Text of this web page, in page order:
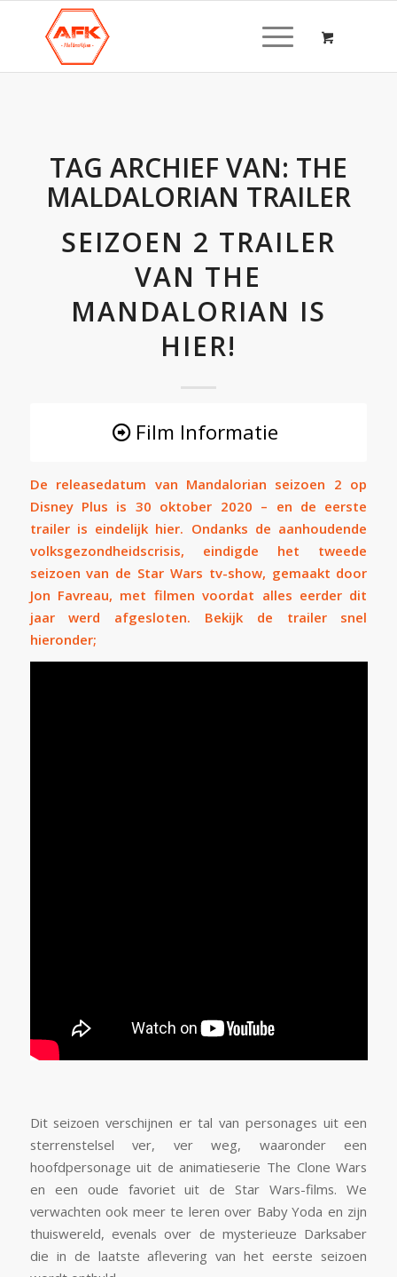
TAG ARCHIEF VAN: THE
MALDALORIAN TRAILER
SEIZOEN 2 TRAILER
VAN THE
MANDALORIAN IS
HIER!
Film Informatie
De releasedatum van Mandalorian seizoen 2 op
Disney Plus is 30 oktober 2020 – en de eerste
trailer is eindelijk hier. Ondanks de aanhoudende
volksgezondheidscrisis, eindigde het tweede
seizoen van de Star Wars tv-show, gemaakt door
Jon Favreau, met filmen voordat alles eerder dit
jaar werd afgesloten. Bekijk de trailer snel
hieronder;
Dit seizoen verschijnen er tal van personages uit een
sterrenstelsel ver, ver weg, waaronder een
hoofdpersonage uit de animatieserie The Clone Wars
en een oude favoriet uit de Star Wars-films. We
verwachten ook meer te leren over Baby Yoda en zijn
thuiswereld, evenals over de mysterieuze Darksaber
die in de laatste aflevering van het eerste seizoen